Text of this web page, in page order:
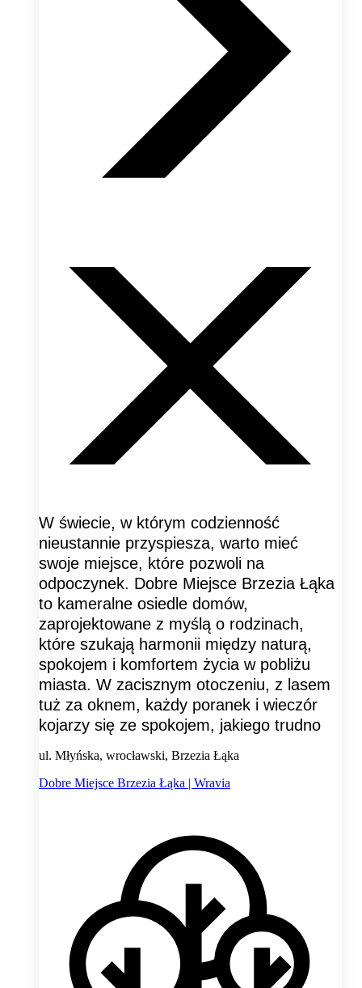
W świecie, w którym codzienność
nieustannie przyspiesza, warto mieć
swoje miejsce, które pozwoli na
odpoczynek. Dobre Miejsce Brzezia Łąka
to kameralne osiedle domów,
zaprojektowane z myślą o rodzinach,
które szukają harmonii między naturą,
spokojem i komfortem życia w pobliżu
miasta. W zacisznym otoczeniu, z lasem
tuż za oknem, każdy poranek i wieczór
kojarzy się ze spokojem, jakiego trudno
ul. Młyńska, wrocławski, Brzezia Łąka
Dobre Miejsce Brzezia Łąka | Wravia